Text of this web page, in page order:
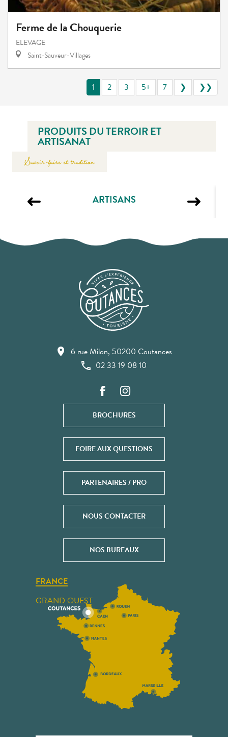
Ferme de la Chouquerie
ELEVAGE
Saint-Sauveur-Villages
1 2 3 5+ 7 ❯ ❯❯
PRODUITS DU TERROIR ET
ARTISANAT
Savoir-faire et tradition
ARTISANS
6 rue Milon, 50200 Coutances
02 33 19 08 10
BROCHURES
FOIRE AUX QUESTIONS
PARTENAIRES / PRO
NOUS CONTACTER
NOS BUREAUX
FRANCE
GRAND OUEST